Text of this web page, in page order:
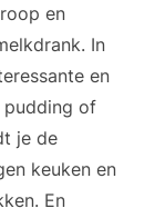
en
In
en
pudding of
je de
keuken en
En